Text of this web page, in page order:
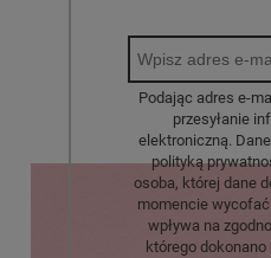
Podając adres e-
przesyłanie
elektroniczną.
polityką
osoba, której dane
momencie
wpływa na
którego